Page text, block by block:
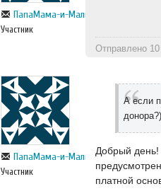
ПапаМама-и-Малыш
Участник
Отправлено
ПапаМама-и-Малыш
Участник
А если
донора?)
Добрый день!
платной